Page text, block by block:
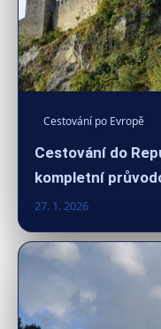
Cestování po Evropě
Cestování do
kompletní
27. 1. 2026